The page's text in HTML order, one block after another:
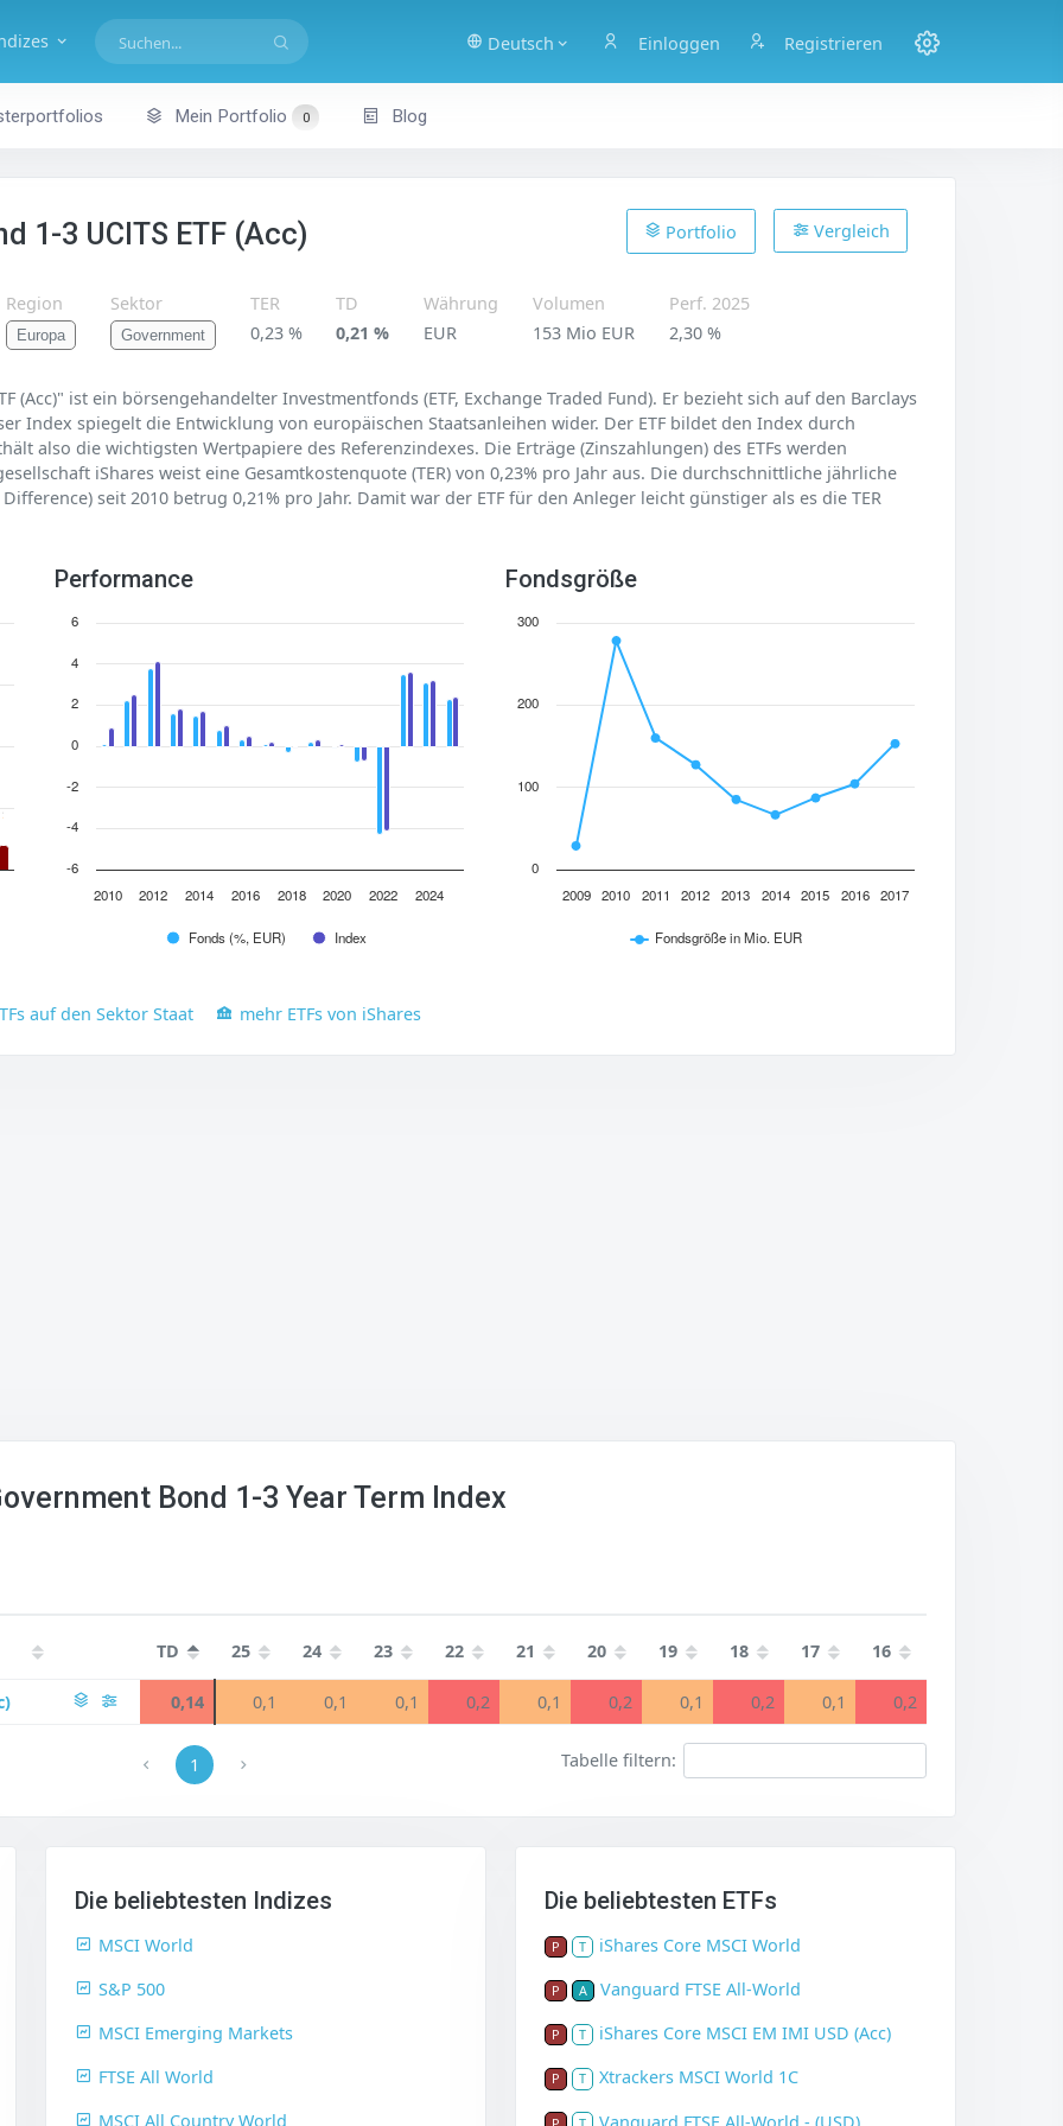
Deutsch Einloggen Registrieren
Mein Portfolio 0 Blog
1-3 UCITS ETF (Acc) Vergleich
Portfolio
Region
Europa
Sektor
Government
TER
0,23 %
TD
0,21 %
Währung
EUR
Volumen
153 Mio EUR
Perf. 2025
2,30 %
(Acc)" ist ein börsengehandelter Investmentfonds (ETF, Exchange Traded Fund). Er bezieht sich auf den Barclays
Index spiegelt die Entwicklung von europäischen Staatsanleihen wider. Der ETF bildet den Index durch
also die wichtigsten Wertpapiere des Referenzindexes. Die Erträge (Zinszahlungen) des ETFs werden
iShares weist eine Gesamtkostenquote (TER) von 0,23% pro Jahr aus. Die durchschnittliche jährliche
seit 2010 betrug 0,21% pro Jahr. Damit war der ETF für den Anleger leicht günstiger als es die TER
Performance
Fonds (%, EUR) Index
2010 2012 2014 2016 2018 2020 2022 2024
-6
-4
-2
0
2
4
6
Fondsgröße
Fondsgröße in Mio. EUR
2009 2010 2011 2012 2013 2014 2015 2016 2017
0
100
200
300
auf den Sektor Staat mehr ETFs von iShares
Bond 1-3 Year Term Index
TD 25 24 23 22 21 20 19 18 17 16
0,14 0,1 0,1 0,1 0,2 0,1 0,2 0,1 0,2 0,1 0,2
Tabelle filtern:
1
Die beliebtesten Indizes
MSCI World
S&P 500
MSCI Emerging Markets
FTSE All World
MSCI All Country World
Die beliebtesten ETFs
P T iShares Core MSCI World
P A Vanguard FTSE All-World
P T iShares Core MSCI EM IMI USD (Acc)
P T Xtrackers MSCI World 1C
Vanguard FTSE All-World - (USD)